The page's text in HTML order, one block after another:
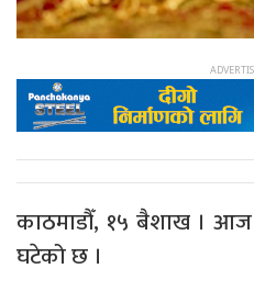
काठमाडौँ, १५ बैशाख ।
घटेको छ ।